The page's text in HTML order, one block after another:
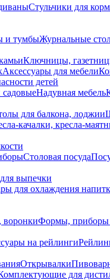
Стульчики для
и тумбыЖурнальные
Ключницы,
Аксессуары для мебели
детей
садовыеНадувная мебель
для балкона, лоджии
качалки, кресла-
Столовая посуда
выпечки
для охлаждения
воронкиФормы, приборы
на рейлинги
Открывалки
для